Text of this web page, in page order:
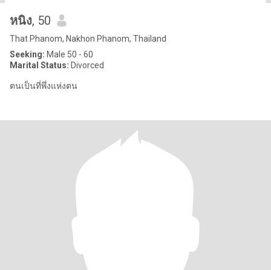
หนิง, 50
That Phanom, Nakhon Phanom, Thailand
Seeking: Male 50 - 60
Marital Status: Divorced
ตนเป็นที่พึ่งแห่งตน